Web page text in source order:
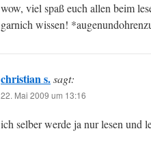
wow, viel spaß euch allen beim
garnich wissen!
christian s.sagt:
22. Mai 2009 um 13:16
ich selber werde ja nur lesen und